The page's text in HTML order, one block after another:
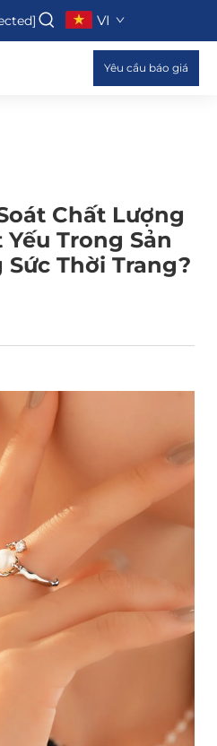
VI
Yêu cầu báo giá
Chất Lượng
Trong Sản
Thời Trang?